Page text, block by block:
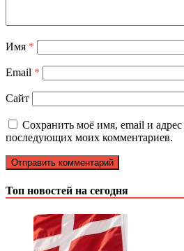
Имя *
Email *
Сайт
Сохранить моё имя, email и адрес
последующих моих комментариев.
Топ новостей на сегодня